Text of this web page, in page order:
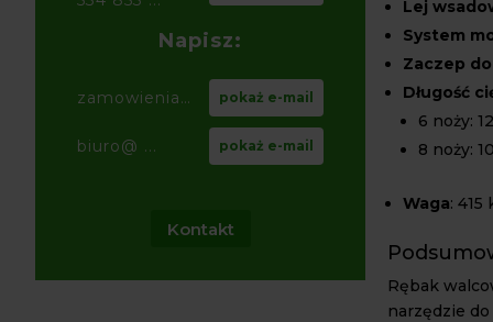
Napisz:
zamowienia@ ... pokaż e-mail
biuro@ ... pokaż e-mail
Kontakt
Lej
System
Zaczep
Długość
6 noży:
8 noży:
Waga: 415
Rębak
narzędzie